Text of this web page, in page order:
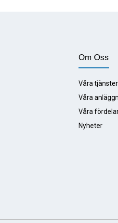
Om Oss
Våra tjänster
Våra
Våra
Nyheter